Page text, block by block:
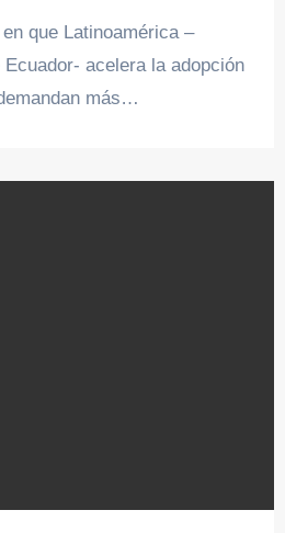
que Latinoamérica –
acelera la adopción
más…